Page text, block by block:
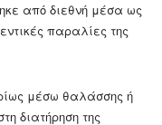
από διεθνή μέσα ως
παραλίες της
μέσω θαλάσσης ή
διατήρηση της